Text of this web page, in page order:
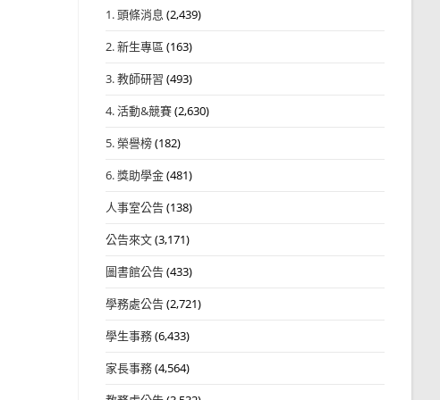
1. 頭條消息 (2,439)
2. 新生專區 (163)
3. 教師研習 (493)
4. 活動&競賽(2,630)
5. 榮譽榜(182)
6. 獎助學金(481)
人事室公告(138)
公告來文(3,171)
圖書館公告(433)
學務處公告(2,721)
學生事務(6,433)
家長事務(4,564)